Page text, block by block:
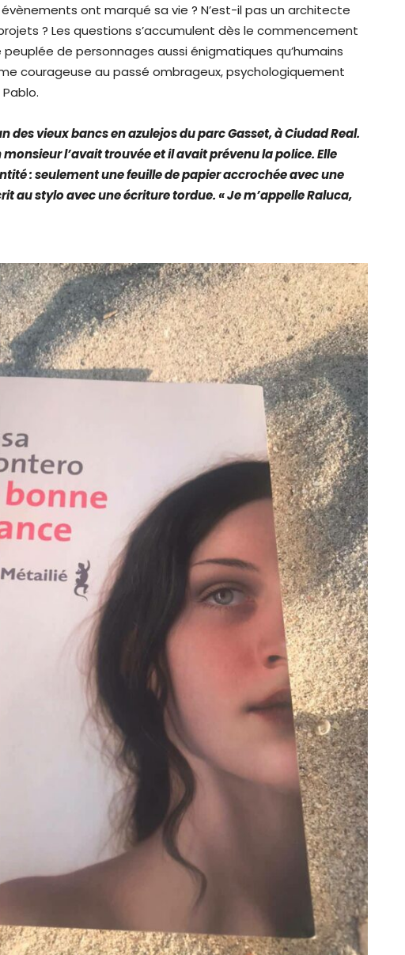
ont marqué sa vie ? N’est-il pas un architecte
? Les questions s’accumulent dès le commencement
de personnages aussi énigmatiques qu’humains
courageuse au passé ombrageux, psychologiquement
des vieux bancs en azulejos du parc Gasset, à Ciudad Real.
l’avait trouvée et il avait prévenu la police. Elle
: seulement une feuille de papier accrochée avec une
au stylo avec une écriture tordue. « Je m’appelle Raluca,